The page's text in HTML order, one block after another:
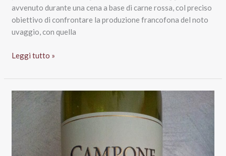
avvenuto durante una cena a base di carne rossa, col preciso
obiettivo di confrontare la produzione francofona del noto
uvaggio, con quella
Syrah
d’Oc
Igp
2013,
Leggi tutto »